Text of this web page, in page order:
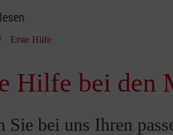
Erste Hilfe
Hilfe bei den
Sie bei uns Ihren